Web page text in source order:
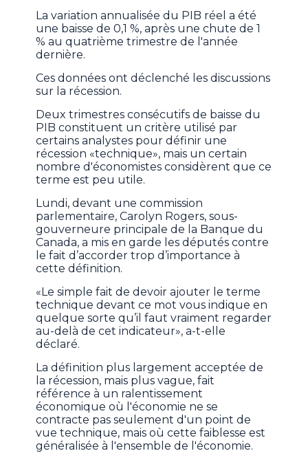
La variation annualisée du PIB réel a été
une baisse de 0,1 %, après une chute de 1
% au quatrième trimestre de l'année
dernière.
Ces données ont déclenché les discussions
sur la récession.
Deux trimestres consécutifs de baisse du
PIB constituent un critère utilisé par
certains analystes pour définir une
récession «technique», mais un certain
nombre d'économistes considèrent que ce
terme est peu utile.
Lundi, devant une commission
parlementaire, Carolyn Rogers, sous-
gouverneure principale de la Banque du
Canada, a mis en garde les députés contre
le fait d’accorder trop d’importance à
cette définition.
«Le simple fait de devoir ajouter le terme
technique devant ce mot vous indique en
quelque sorte qu’il faut vraiment regarder
au-delà de cet indicateur», a-t-elle
déclaré.
La définition plus largement acceptée de
la récession, mais plus vague, fait
référence à un ralentissement
économique où l'économie ne se
contracte pas seulement d'un point de
vue technique, mais où cette faiblesse est
généralisée à l'ensemble de l'économie.